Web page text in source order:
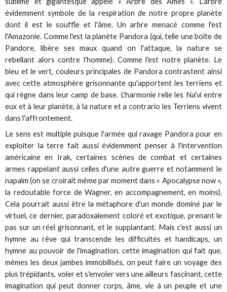
évidemment symbole de la respiration de notre propre planète
dont il est le souffle et l'âme. Un arbre menacé comme l'est
l'Amazonie. Comme l'est la planète Pandora (qui, telle une boîte de
Pandore, libère ses maux quand on l'attaque, la nature se
rebellant alors contre l'homme). Comme l'est notre planète. Le
bleu et le vert, couleurs principales de Pandora contrastent ainsi
avec cette atmosphère grisonnante qu'apportent les terriens et
qui règne dans leur camp de base. L'harmonie relie les Na'vi entre
eux et à leur planète, à la nature et a contrario les Terriens vivent
dans l'affrontement.
Le sens est multiple puisque l'armée qui ravage Pandora pour en
exploiter la terre fait aussi évidemment penser à l'intervention
américaine en Irak, certaines scènes de combat et certaines
armes rappelant aussi celles d'une autre guerre et notamment le
napalm (on se croirait même par moment dans « Apocalypse now »,
la redoutable force de Wagner, en accompagnement, en moins).
Cela pourrait aussi être la métaphore d'un monde dominé par le
virtuel, ce dernier, paradoxalement coloré et exotique, prenant le
pas sur un réel grisonnant, et le supplantant. Mais c'est aussi un
hymne au rêve qui transcende les difficultés et handicaps, un
hymne au pouvoir de l'imagination, cette imagination qui fait que,
mêmes les deux jambes immobilisés, on peut faire un voyage des
plus trépidants, voler et s'envoler vers une ailleurs fascinant, cette
imagination qui peut donner corps, âme, vie à un peuple et une